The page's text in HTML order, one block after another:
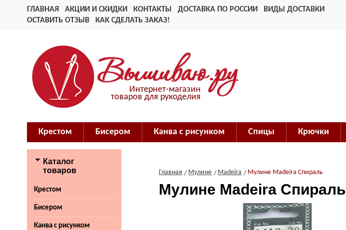
ГЛАВНАЯ АКЦИИ И СКИДКИ КОНТАКТЫ ДОСТАВКА ПО РОССИИ
ВИДЫ ДОСТАВКИ
ОСТАВИТЬ ОТЗЫВ
КАК СДЕЛАТЬ ЗАКАЗ!
Интернет-магазин
товаров для рукоделия
Крестом Бисером Канва с рисунком Спицы Крючки
Каталог
товаров
Крестом
Бисером
Канва с рисунком
Главная Мулине Madeira Мулине Madeira Спираль
Мулине Madeira Спираль